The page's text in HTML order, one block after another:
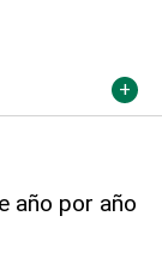
año por año